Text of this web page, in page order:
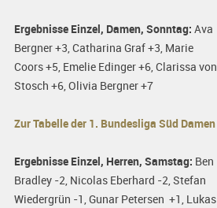
Ergebnisse Einzel, Damen, Sonntag: Ava
Bergner +3, Catharina Graf +3, Marie
Coors +5, Emelie Edinger +6, Clarissa von
Stosch +6, Olivia Bergner +7
Zur Tabelle der 1. Bundesliga Süd Damen
Ergebnisse Einzel, Herren, Samstag: Ben
Bradley -2, Nicolas Eberhard -2, Stefan
Wiedergrün -1, Gunar Petersen +1, Lukas